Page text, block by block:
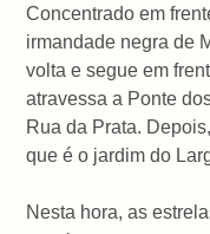
Concentrado em
irmandade negra de
volta e segue em
atravessa a Ponte
Rua da Prata.
que é o jardim do
Nesta hora, as